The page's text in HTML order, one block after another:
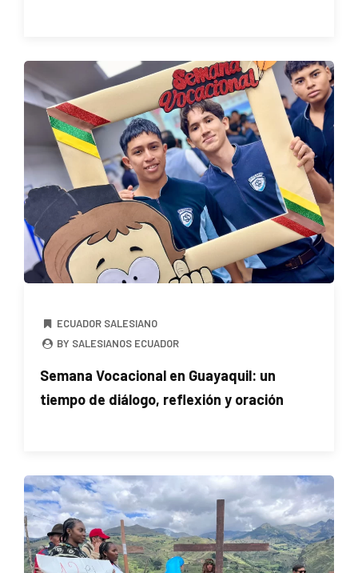
ECUADOR SALESIANO
BY SALESIANOS ECUADOR
Semana Vocacional en Guayaquil: un
tiempo de diálogo, reflexión y oración